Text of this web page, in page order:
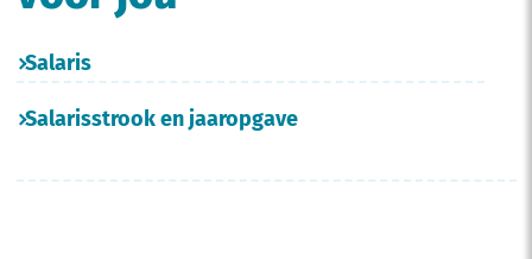
Salaris
Salarisstrook en jaaropgave